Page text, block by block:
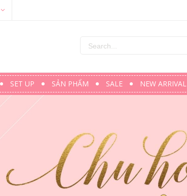
SET UP SẢN PHẨM SALE NEW ARRIVAL